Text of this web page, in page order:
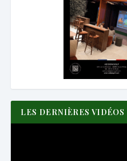
LES DERNIÈRES VIDÉOS